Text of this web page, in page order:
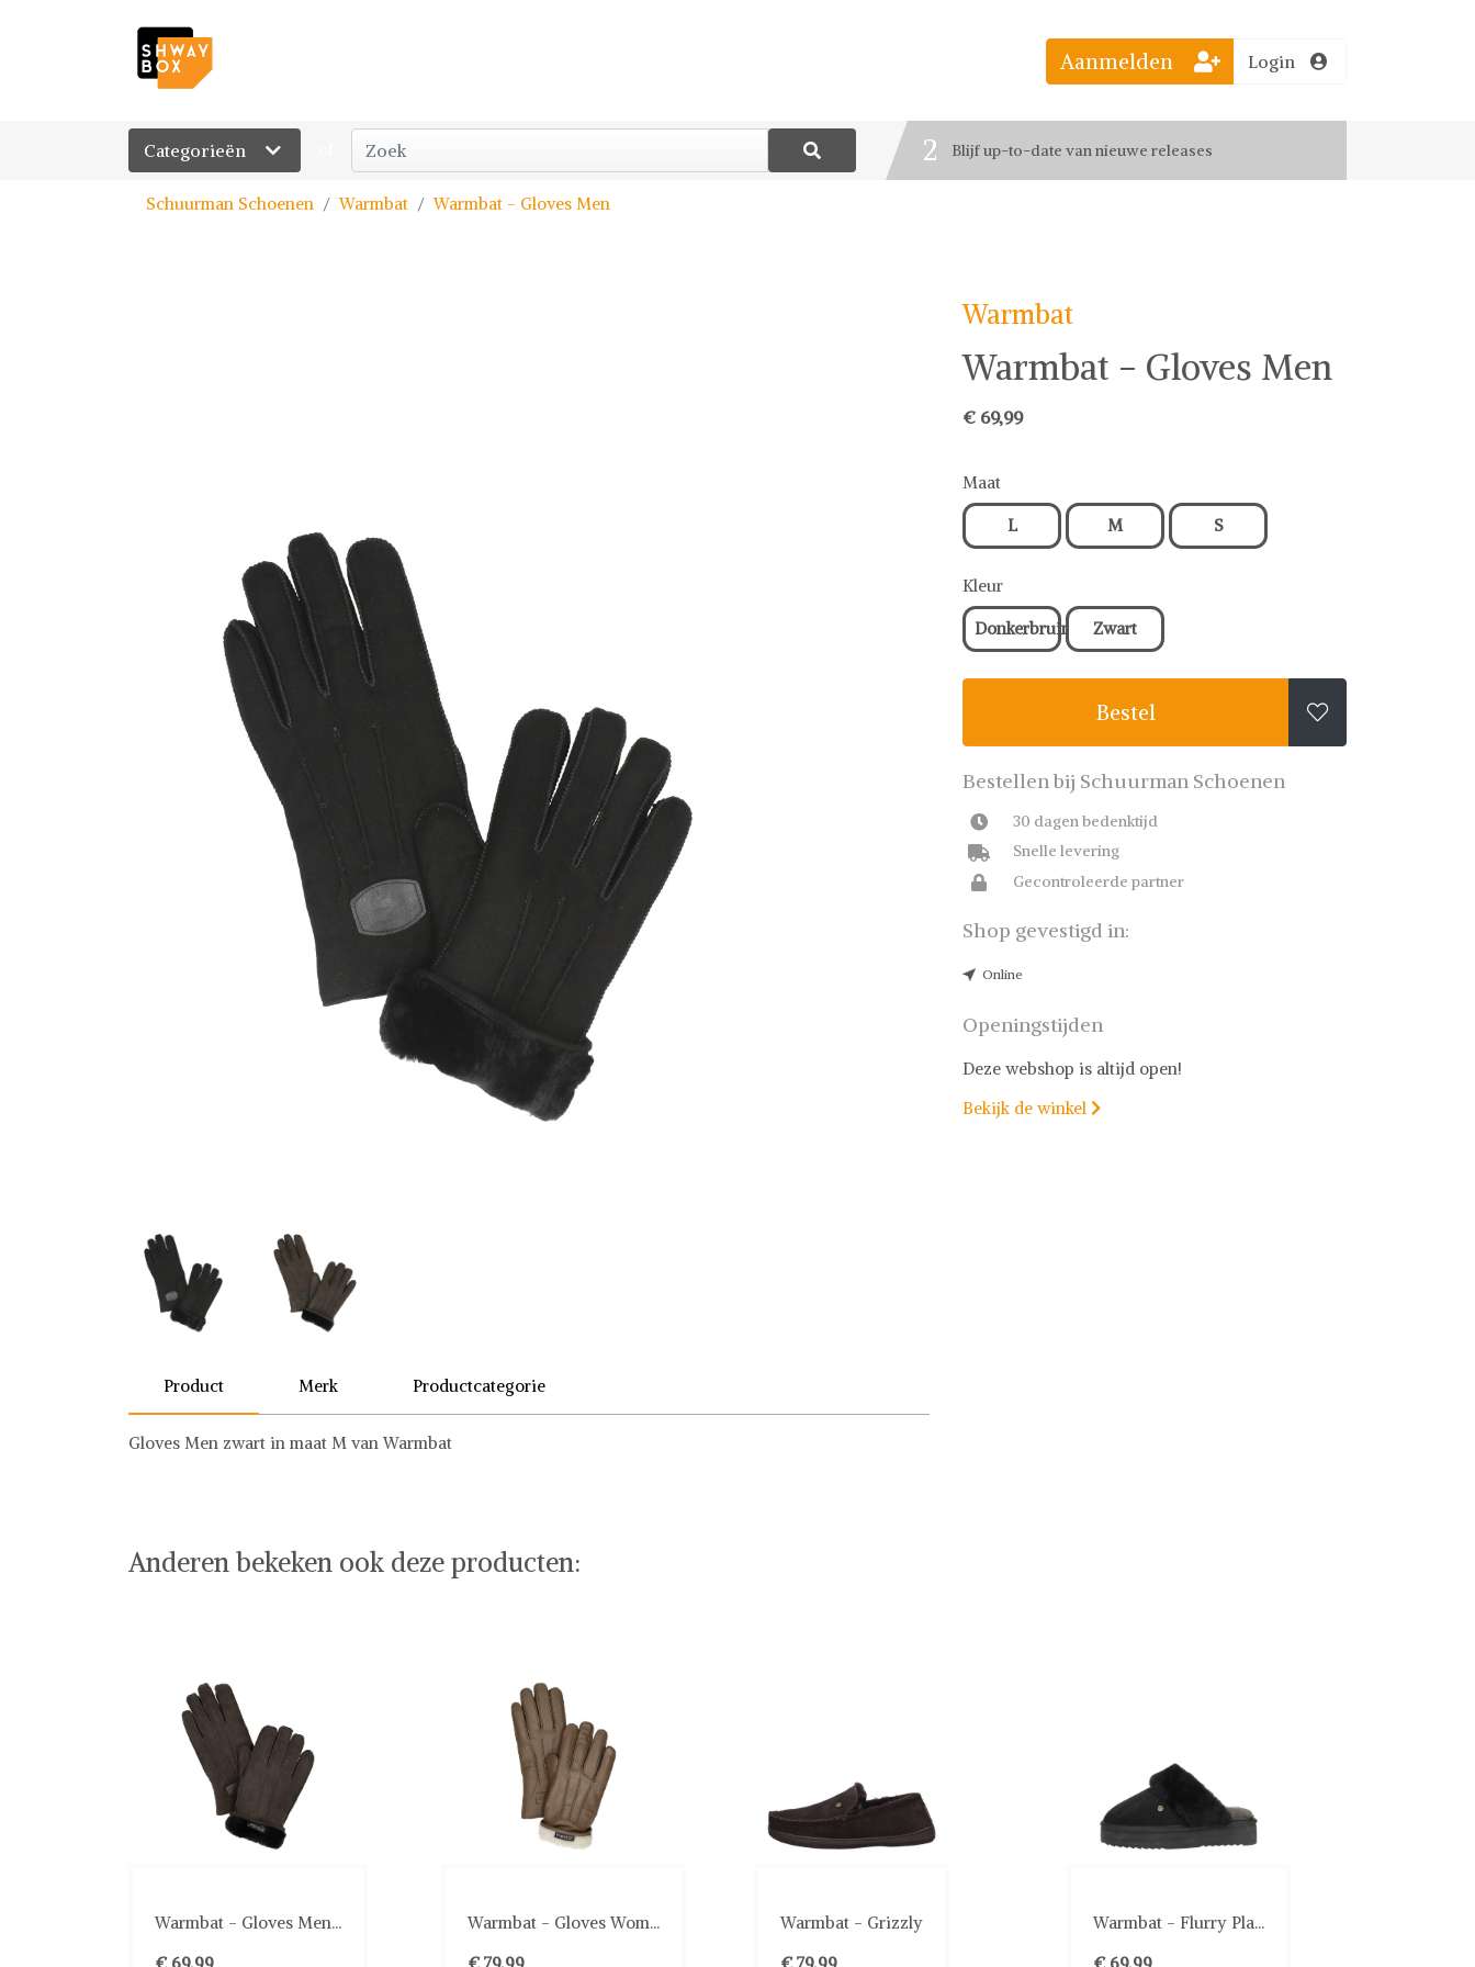
Categorieën
Bestel jouw favoriete looks
2 Blijf up-to-date van nieuwe releases
Aanmelden Login
Schuurman Schoenen Warmbat Warmbat - Gloves Men
Product Merk Productcategorie
Gloves Men zwart in maat M van Warmbat
Warmbat
Warmbat - Gloves Men
€ 69,99
Maat
L M S
Kleur
Donkerbruin Zwart
Bestel 
Bestellen bij Schuurman Schoenen
30 dagen bedenktijd
Snelle levering
Gecontroleerde partner
Shop gevestigd in:
Online
Openingstijden
Deze webshop is altijd open!
Bekijk de winkel 
Anderen bekeken ook deze producten:
Warmbat - Gloves Men...
Warmbat - Gloves Wom...
Warmbat - Grizzly
Warmbat - Flurry Pla...